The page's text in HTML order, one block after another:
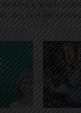
a més de la
és el